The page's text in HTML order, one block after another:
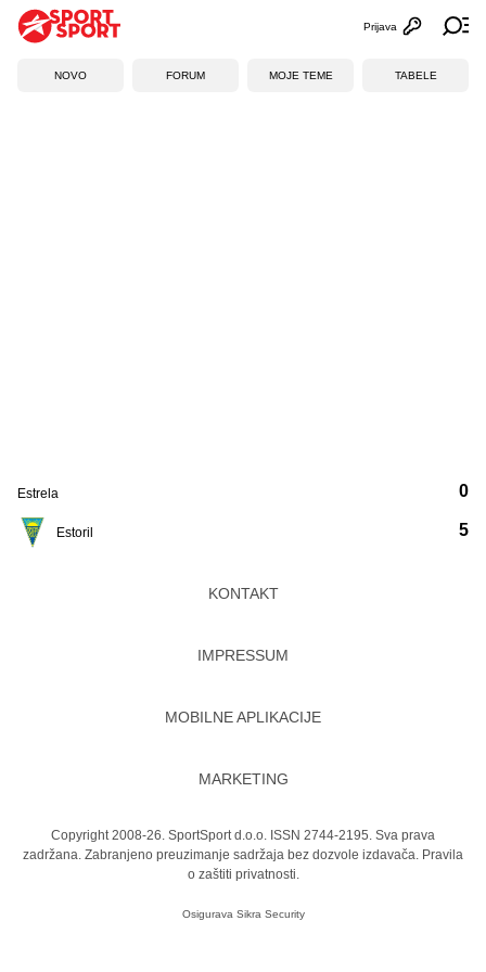
Otvori
Prijava
NOVO FORUM MOJE TEME TABELE
Estrela
Estoril
0
5
KONTAKT
IMPRESSUM
MOBILNE APLIKACIJE
MARKETING
Copyright 2008-26. SportSport d.o.o. ISSN 2744-2195. Sva prava
zadržana. Zabranjeno preuzimanje sadržaja bez dozvole izdavača. Pravila
o zaštiti privatnosti.
Osigurava Sikra Security